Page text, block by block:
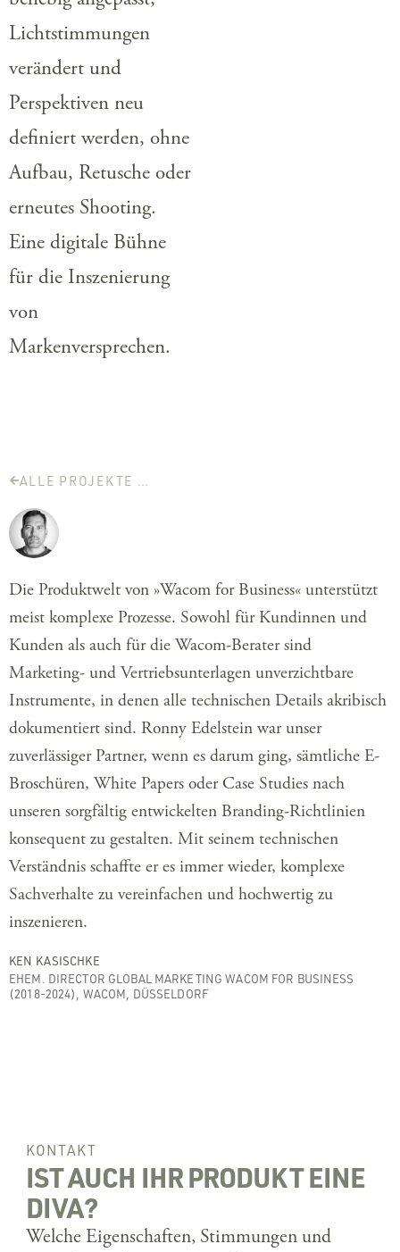
Lichtstimmungen
verändert und
Perspektiven neu
definiert werden, ohne
Aufbau, Retusche oder
erneutes Shooting.
Eine digitale Bühne
für die Inszenierung
von
Markenversprechen.
ALLE PROJEKTE …
Die Produktwelt von »Wacom for Business« unterstützt
meist komplexe Prozesse. Sowohl für Kundinnen und
Kunden als auch für die Wacom-Berater sind
Marketing- und Vertriebsunterlagen unverzichtbare
Instrumente, in denen alle technischen Details akribisch
dokumentiert sind. Ronny Edelstein war unser
zuverlässiger Partner, wenn es darum ging, sämtliche E-
Broschüren, White Papers oder Case Studies nach
unseren sorgfältig entwickelten Branding-Richtlinien
konsequent zu gestalten. Mit seinem technischen
Verständnis schaffte er es immer wieder, komplexe
Sachverhalte zu vereinfachen und hochwertig zu
inszenieren.
KEN KASISCHKE
EHEM. DIRECTOR GLOBAL MARKETING WACOM FOR BUSINESS
(2018-2024), WACOM, DÜSSELDORF
KONTAKT
IST AUCH IHR PRODUKT EINE
DIVA?
Welche Eigenschaften, Stimmungen und